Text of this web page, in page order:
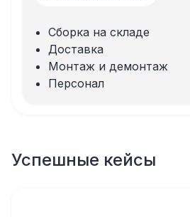
Сборка на складе
Доставка
Монтаж и демонтаж
Персонал
Успешные кейсы